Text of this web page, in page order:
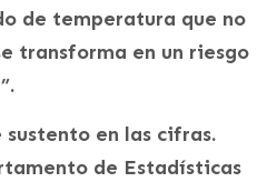
de temperatura que no
transforma en un riesgo
en las cifras.
de Estadísticas